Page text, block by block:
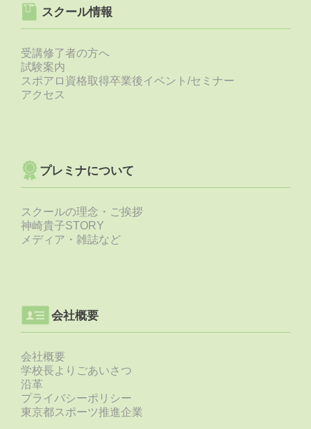
スクール情報
受講修了者の方へ
試験案内
スポアロ資格取得卒業後イベント/セミナー
アクセス
プレミナについて
スクールの理念・ご挨拶
神崎貴子STORY
メディア・雑誌など
会社概要
会社概要
学校長よりごあいさつ
沿革
プライバシーポリシー
東京都スポーツ推進企業